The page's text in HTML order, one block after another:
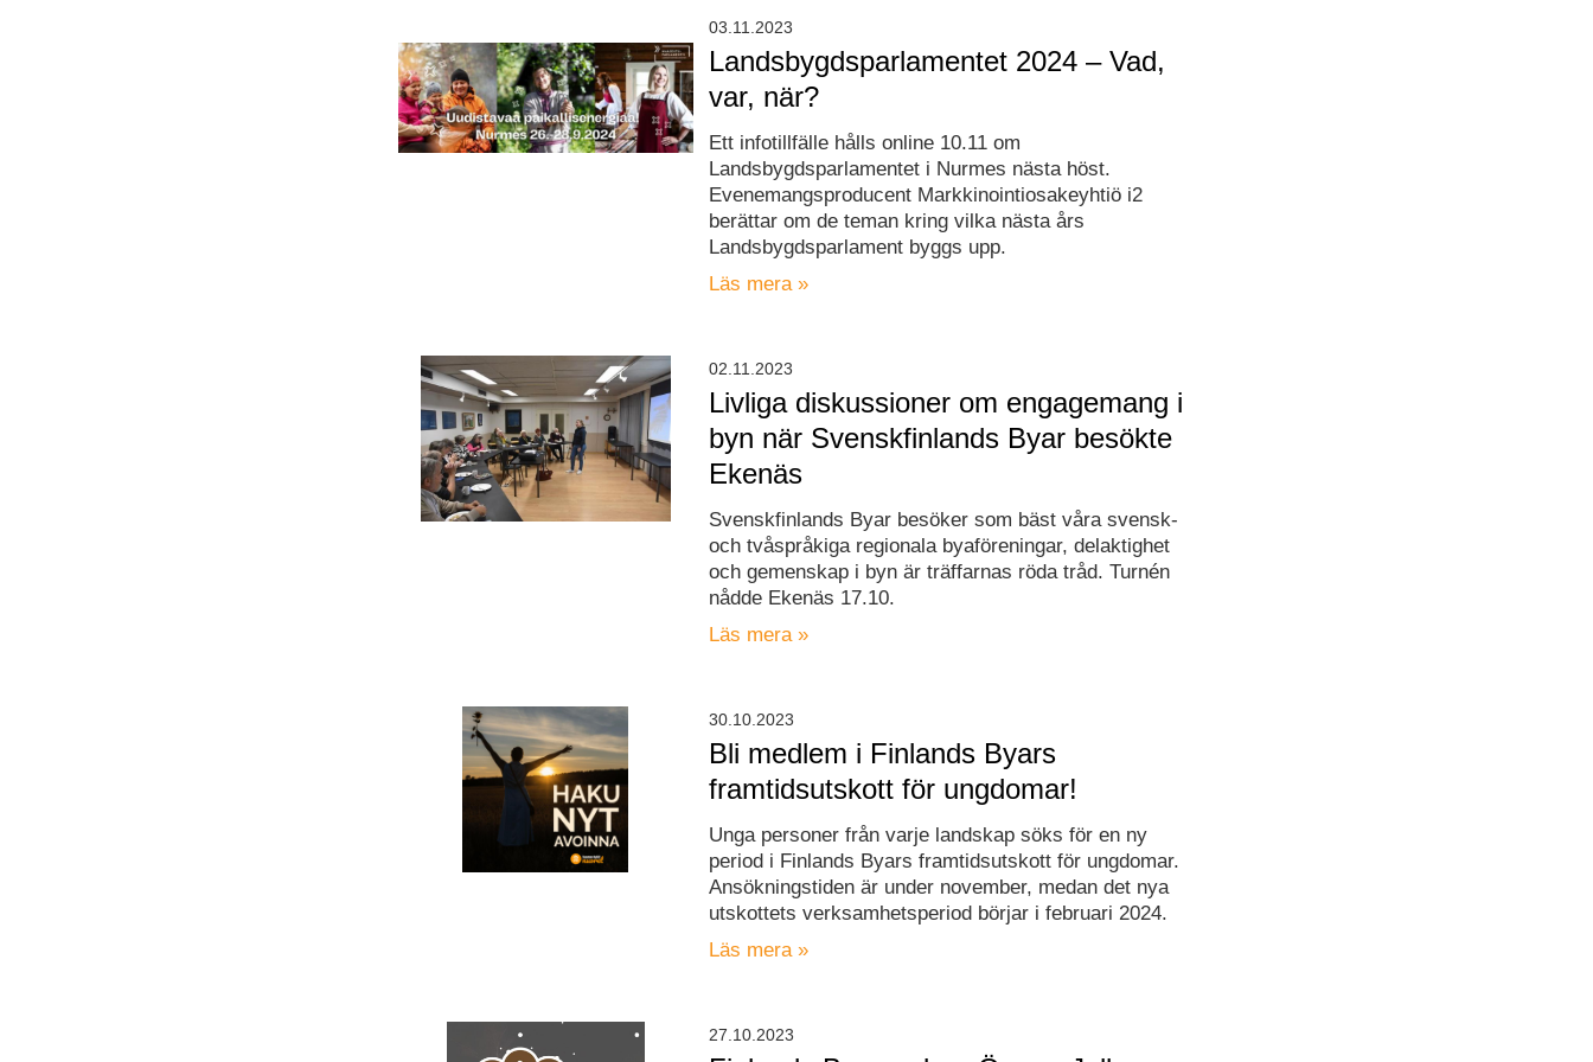
Landsbygdsparlamentet 2024 – Vad,
var, när?
Ett infotillfälle hålls online 10.11 om
Landsbygdsparlamentet i Nurmes nästa höst.
Evenemangsproducent Markkinointiosakeyhtiö i2
berättar om de teman kring vilka nästa års
Landsbygdsparlament byggs upp.
Läs mera »
03.11.2023
Livliga diskussioner om engagemang i
byn när Svenskfinlands Byar besökte
Ekenäs
Svenskfinlands Byar besöker som bäst våra svensk-
och tvåspråkiga regionala byaföreningar, delaktighet
och gemenskap i byn är träffarnas röda tråd. Turnén
nådde Ekenäs 17.10.
Läs mera »
02.11.2023
Bli medlem i Finlands Byars
framtidsutskott för ungdomar!
Unga personer från varje landskap söks för en ny
period i Finlands Byars framtidsutskott för ungdomar.
Ansökningstiden är under november, medan det nya
utskottets verksamhetsperiod börjar i februari 2024.
Läs mera »
30.10.2023
27.10.2023